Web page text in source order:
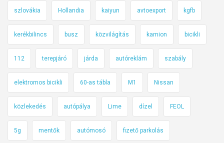
szlovákia Hollandia kaiyun avtoexport kgfb
kerékbilincs busz közvilágítás kamion bicikli
112 terepjáró járda autóreklám szabály
elektromos bicikli 60-as tábla M1 Nissan
közlekedés autópálya Lime dízel FEOL
5g mentők autómosó fizető parkolás